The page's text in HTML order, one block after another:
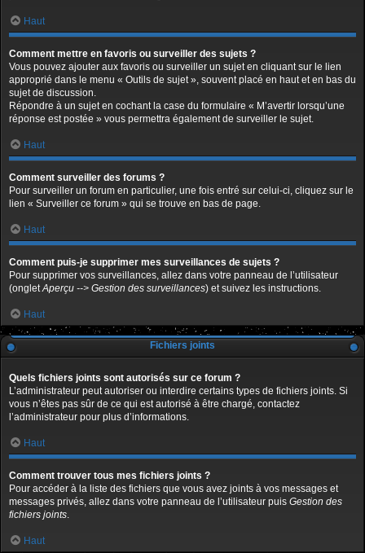
Haut
Comment mettre en favoris ou surveiller des sujets ?
Vous pouvez ajouter aux favoris ou surveiller un sujet en cliquant sur le lien
approprié dans le menu « Outils de sujet », souvent placé en haut et en bas du
sujet de discussion.
Répondre à un sujet en cochant la case du formulaire « M’avertir lorsqu’une
réponse est postée » vous permettra également de surveiller le sujet.
Haut
Comment surveiller des forums ?
Pour surveiller un forum en particulier, une fois entré sur celui-ci, cliquez sur le
lien « Surveiller ce forum » qui se trouve en bas de page.
Haut
Comment puis-je supprimer mes surveillances de sujets ?
Pour supprimer vos surveillances, allez dans votre panneau de l’utilisateur
(ongletAperçu --> Gestion des surveillances) et suivez les instructions.
Haut
Fichiers joints
Quels fichiers joints sont autorisés sur ce forum ?
L’administrateur peut autoriser ou interdire certains types de fichiers joints. Si
vous n’êtes pas sûr de ce qui est autorisé à être chargé, contactez
l’administrateur pour plus d’informations.
Haut
Comment trouver tous mes fichiers joints ?
Pour accéder à la liste des fichiers que vous avez joints à vos messages et
messages privés, allez dans votre panneau de l’utilisateur puis Gestion des
fichiers joints.
Haut